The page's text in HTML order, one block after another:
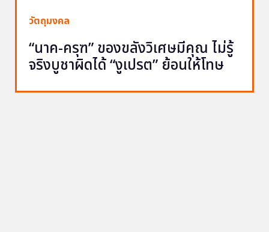
วัตถุมงคล
“นาค-ครุฑ” ของขลังวิเศษมีคุณ ไม่รู้
จริงบูชาผิดได้ “งูเปรต” ย้อนให้โทษ